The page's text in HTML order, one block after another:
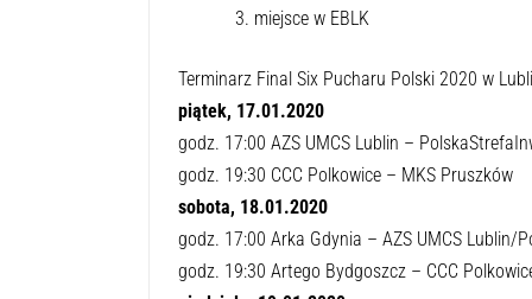
3. miejsce w EBLK
Terminarz Final Six Pucharu Polski 2020 w
piątek, 17.01.2020
godz. 17:00 AZS UMCS Lublin –
godz. 19:30 CCC Polkowice – MKS Pruszków
sobota, 18.01.2020
godz. 17:00 Arka Gdynia – AZS UMCS Lublin/
godz. 19:30 Artego Bydgoszcz – CCC